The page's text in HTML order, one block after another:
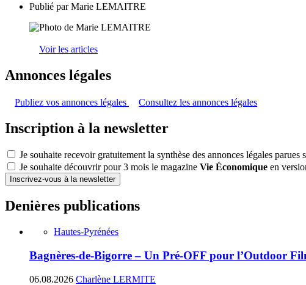
Publié parMarie LEMAITRE
Voir les articles
Annonces légales
Publiez vos annonces légales Consultez les annonces légales
Inscription à la newsletter
Je souhaite recevoir gratuitement la synthèse des annonces légales parues
Je souhaite découvrir pour 3 mois le magazine Vie Économique en
Inscrivez-vous à la newsletter
Denières publications
Hautes-Pyrénées
Bagnères-de-Bigorre – Un Pré-OFF pour l’Outdoor
06.08.2026 Charlène LERMITE